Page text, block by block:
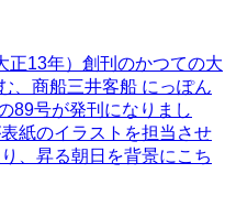
正13年）創刊のかつての大
、商船三井客船 にっぽん
89号が発刊になりまし
紙のイラストを担当させ
、昇る朝日を背景にこち